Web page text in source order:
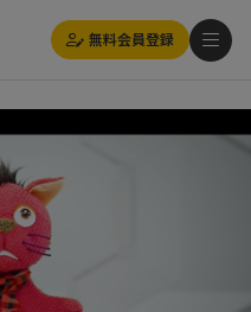
無料会員登録